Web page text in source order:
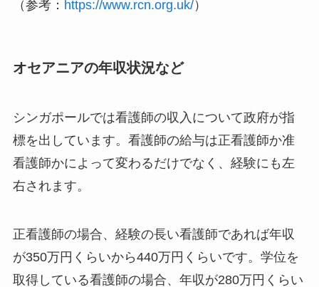
（参考： https://www.rcn.org.uk/）
オセアニアの年収状況など
シンガポールでは看護師の収入について政府が指
標を出しています。看護師の給与は正看護師か准
看護師かによって変わるだけでなく、経験にも左
右されます。
正看護師の場合、経験の長い看護師であれば年収
が350万円くらいから440万円くらいです。学位を
取得している看護師の場合、年収が280万円くらい